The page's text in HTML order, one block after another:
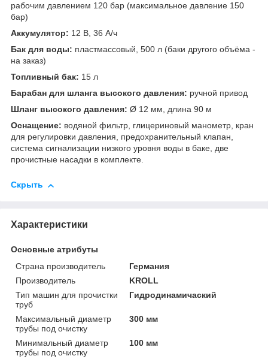
рабочим давлением 120 бар (максимальное давление 150
бар)
Аккумулятор: 12 В, 36 А/ч
Бак для воды: пластмассовый, 500 л (баки другого объёма -
на заказ)
Топливный бак: 15 л
Барабан для шланга высокого давления: ручной привод
Шланг высокого давления: Ø 12 мм, длина 90 м
Оснащение: водяной фильтр, глицериновый манометр, кран
для регулировки давления, предохранительный клапан,
система сигнализации низкого уровня воды в баке, две
прочистные насадки в комплекте.
Скрыть
Характеристики
Основные атрибуты
Страна производитель
Германия
Производитель
KROLL
Тип машин для прочистки
труб
Гидродинамичаский
Максимальный диаметр
трубы под очистку
300 мм
Минимальный диаметр
трубы под очистку
100 мм